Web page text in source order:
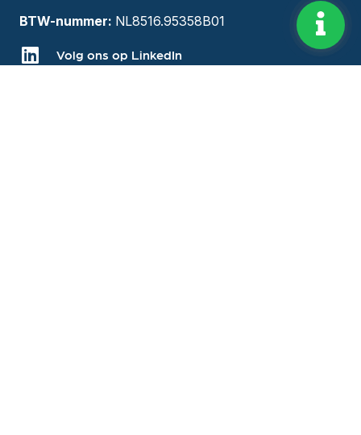
BTW-nummer: NL8516.95358B01
Volg ons op LinkedIn